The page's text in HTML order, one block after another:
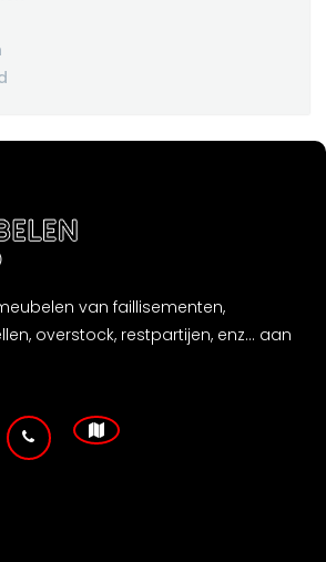
van faillisementen,
overstock, restpartijen, enz... aan